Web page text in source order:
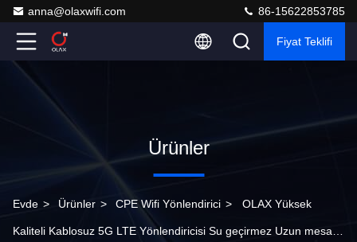
anna@olaxwifi.com 86-15622853785
Fiyat Teklifi
Ürünler
Evde > Ürünler > CPE Wifi Yönlendirici > OLAX Yüksek
Kaliteli Kablosuz 5G LTE Yönlendiricisi Su geçirmez Uzun mesafe